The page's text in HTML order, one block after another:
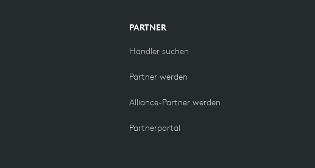
PARTNER
Händler suchen
Partner werden
Alliance-Partner werden
Partnerportal